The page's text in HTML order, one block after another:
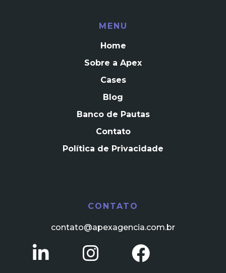
MENU
Home
Sobre a Apex
Cases
Blog
Banco de Pautas
Contato
Política de Privacidade
CONTATO
contato@apexagencia.com.br